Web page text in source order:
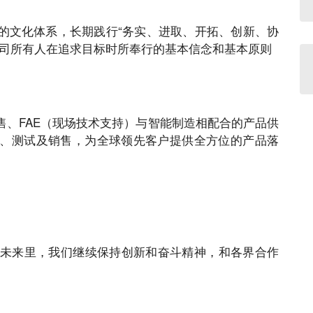
化体系，长期践行“务实、进取、开拓、创新、协
所有人在追求目标时所奉行的基本信念和基本原则
FAE（现场技术支持）与智能制造相配合的产品供
测试及销售，为全球领先客户提供全方位的产品落
来里，我们继续保持创新和奋斗精神，和各界合作